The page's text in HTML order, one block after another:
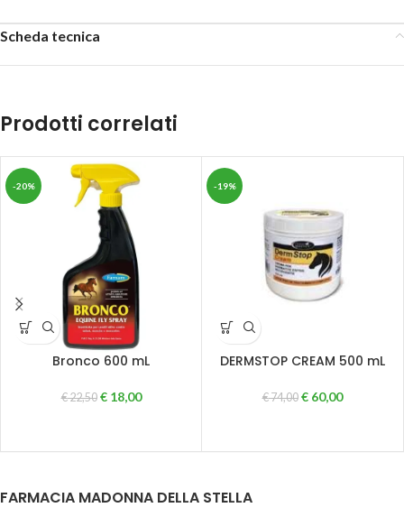
Scheda tecnica
Prodotti correlati
-20%
Bronco 600 mL
€22,50 €18,00
-19%
DERMSTOP CREAM 500 mL
€74,00 €60,00
FARMACIA MADONNA DELLA STELLA